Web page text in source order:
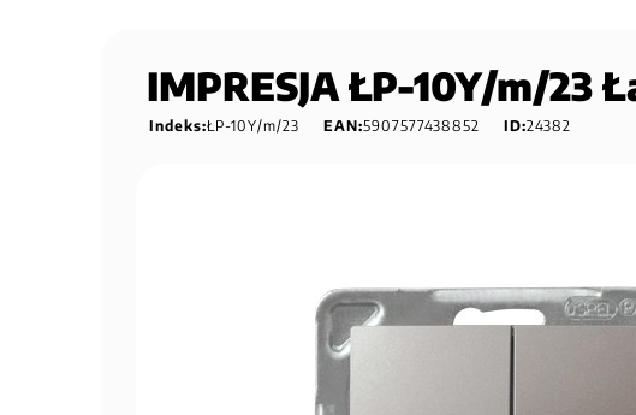
IMPRESJA ŁP-10Y/m/23
Indeks:ŁP-10Y/m/23 EAN:5907577438852 ID:24382